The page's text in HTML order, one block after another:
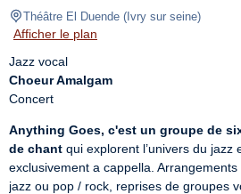
Théâtre El Duende ( Ivry sur seine)
Afficher le plan
Choeur Amalgam
Concert
Anything Goes, c'est un groupe de
de chant qui explorent l’univers du jazz
exclusivement a cappella.
jazz ou pop / rock, reprises de groupes